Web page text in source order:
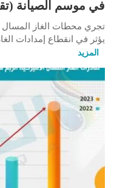
في موسم الصيانة
تجري محطات الغاز المسال
يؤثر في انقطاع إمدادات
المزيد